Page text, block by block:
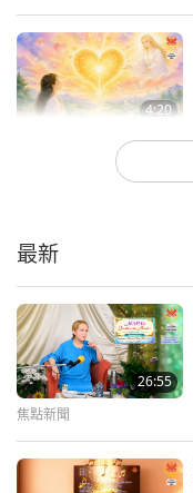
4:20
最新
26:55
焦點新聞